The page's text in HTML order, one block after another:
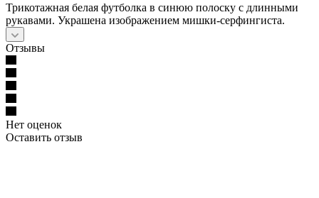
Трикотажная белая футболка в синюю полоску с длинными
рукавами. Украшена изображением мишки-серфингиста.
Отзывы
Нет оценок
Оставить отзыв